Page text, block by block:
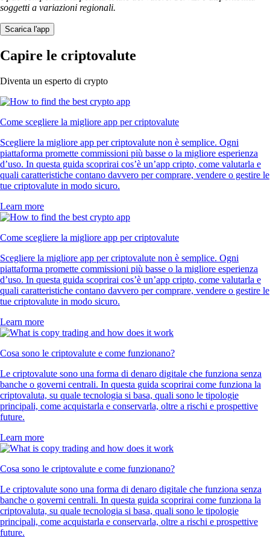
soggetti a variazioni regionali.
Scarica l'app
Capire le criptovalute
Diventa un esperto di crypto
Come scegliere la migliore app per criptovalute
Scegliere la migliore app per criptovalute non è semplice. Ogni
piattaforma promette commissioni più basse o la migliore esperienza
d’uso. In questa guida scoprirai cos’è un’app cripto, come valutarla e
quali caratteristiche contano davvero per comprare, vendere o gestire le
tue criptovalute in modo sicuro.
Learn more
Come scegliere la migliore app per criptovalute
Scegliere la migliore app per criptovalute non è semplice. Ogni
piattaforma promette commissioni più basse o la migliore esperienza
d’uso. In questa guida scoprirai cos’è un’app cripto, come valutarla e
quali caratteristiche contano davvero per comprare, vendere o gestire le
tue criptovalute in modo sicuro.
Learn more
Cosa sono le criptovalute e come funzionano?
Le criptovalute sono una forma di denaro digitale che funziona senza
banche o governi centrali. In questa guida scoprirai come funziona la
criptovaluta, su quale tecnologia si basa, quali sono le tipologie
principali, come acquistarla e conservarla, oltre a rischi e prospettive
future.
Learn more
Cosa sono le criptovalute e come funzionano?
Le criptovalute sono una forma di denaro digitale che funziona senza
banche o governi centrali. In questa guida scoprirai come funziona la
criptovaluta, su quale tecnologia si basa, quali sono le tipologie
principali, come acquistarla e conservarla, oltre a rischi e prospettive
future.